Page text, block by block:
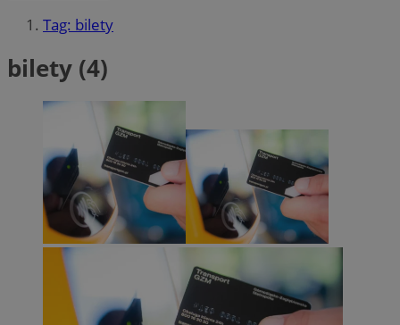
Tag: bilety
bilety (4)